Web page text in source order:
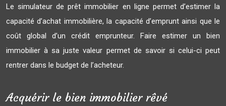
Le simulateur de prêt immobilier en ligne permet d’estimer la
capacité d’achat immobilière, la capacité d’emprunt ainsi que le
coût global d’un crédit emprunteur. Faire estimer un bien
immobilier à sa juste valeur permet de savoir si celui-ci peut
rentrer dans le budget de l’acheteur.
Acquérir le bien immobilier rêvé